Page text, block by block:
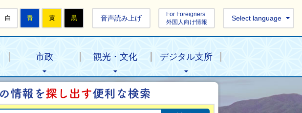
白 青 黄 黒 音声読み上げ
For Foreigners
外国人向け情報
Select language
市政 観光・文化 デジタル支所
目的の情報を探